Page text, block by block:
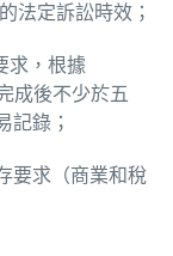
法定訴訟時效；
求，根據
成後不少於五
記錄；
要求（商業和稅